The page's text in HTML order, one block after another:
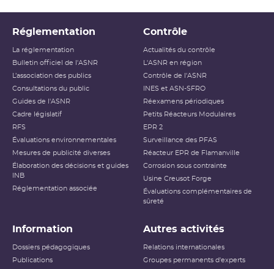
Réglementation
La réglementation
Bulletin officiel de l'ASNR
L’association des publics
Consultations du public
Guides de l'ASNR
Cadre législatif
RFS
Évaluations environnementales
Mesures de publicité diverses
Élaboration des décisions et guides
INB
Réglementation associée
Contrôle
Actualités du contrôle
L'ASNR en région
Contrôle de l'ASNR
INES et ASN-SFRO
Réexamens périodiques
Petits Réacteurs Modulaires
EPR 2
Surveillance des PFAS
Réacteur EPR de Flamanville
Corrosion sous contrainte
Usine Creusot Forge
Évaluations complémentaires de
sûreté
Information
Dossiers pédagogiques
Publications
Autres activités
Relations internationales
Groupes permanents d'experts